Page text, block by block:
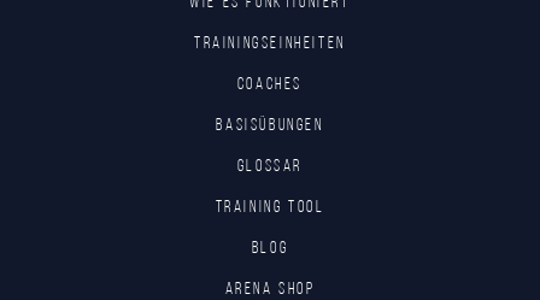
Trainingseinheiten
Coaches
Basisübungen
Glossar
Training tool
Blog
Arena Shop